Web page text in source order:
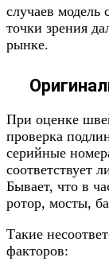
случаев модель
точки зрения
рынке.
При оценке
проверка
серийные
соответствует
Бывает, что в
ротор, мосты,
Такие
факторов: